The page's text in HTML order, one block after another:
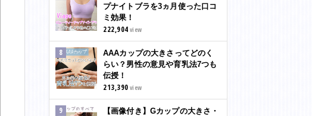
プナイトブラを3ヵ月使った口コ
ミ効果！
222,904 view
AAAカップの大きさってどのく
らい？男性の意見や育乳法7つも
伝授！
213,390 view
【画像付き】Gカップの大きさ・